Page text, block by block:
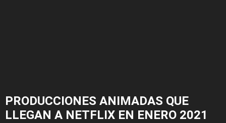
PRODUCCIONES ANIMADAS QUE
LLEGAN A NETFLIX EN ENERO 2021